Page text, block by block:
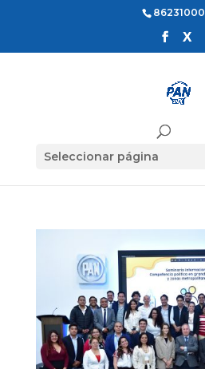
86231000
Seleccionar página